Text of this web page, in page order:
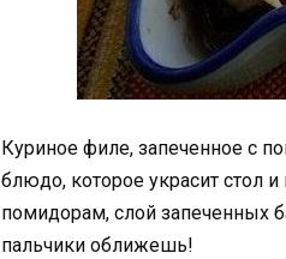
Куриное филе, запеченное с
блюдо, которое украсит стол
помидорам, слой запеченных
пальчики оближешь!